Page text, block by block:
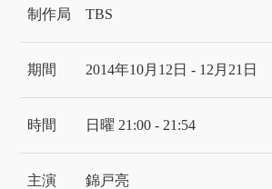
制作局 TBS
期間 2014年10月12日 - 12月21日
時間 日曜 21:00 - 21:54
主演 錦戸亮